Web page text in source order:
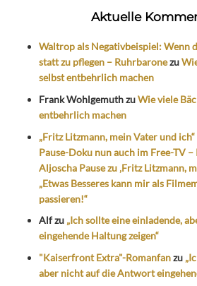
Aktuelle
Waltrop als Negativbeispiel: Wenn
statt zu pflegen – Ruhrbaronezu
selbst entbehrlich machen
Frank WohlgemuthzuWie viele
entbehrlich machen
„Fritz Litzmann, mein Vater und
Pause-Doku nun auch im Free-TV
Aljoscha Pause zu ‚Fritz Litzmann,
„Etwas Besseres kann mir als
passieren!“
Alfzu „Ich sollte eine einladende,
eingehende Haltung zeigen“
"Kaiserfront Extra"-Romanfanzu
aber nicht auf die Antwort